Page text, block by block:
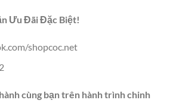
Ưu Đãi Đặc Biệt!
shopcoc.net
cùng bạn trên hành trình chinh